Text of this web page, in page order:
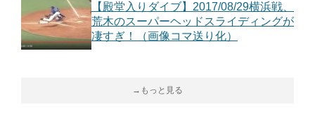
【殿堂入りダイブ】2017/08/29横浜戦、
荒木のスーパーヘッドスライディングが
凄すぎ！（画像コマ送り化）
→もっと見る